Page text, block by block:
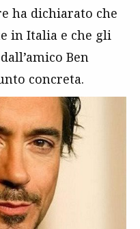
ha dichiarato che
in Italia e che gli
Ben
concreta.